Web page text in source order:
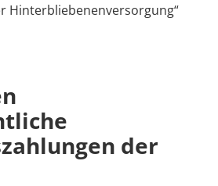
Hinterbliebenenversorgung“
der